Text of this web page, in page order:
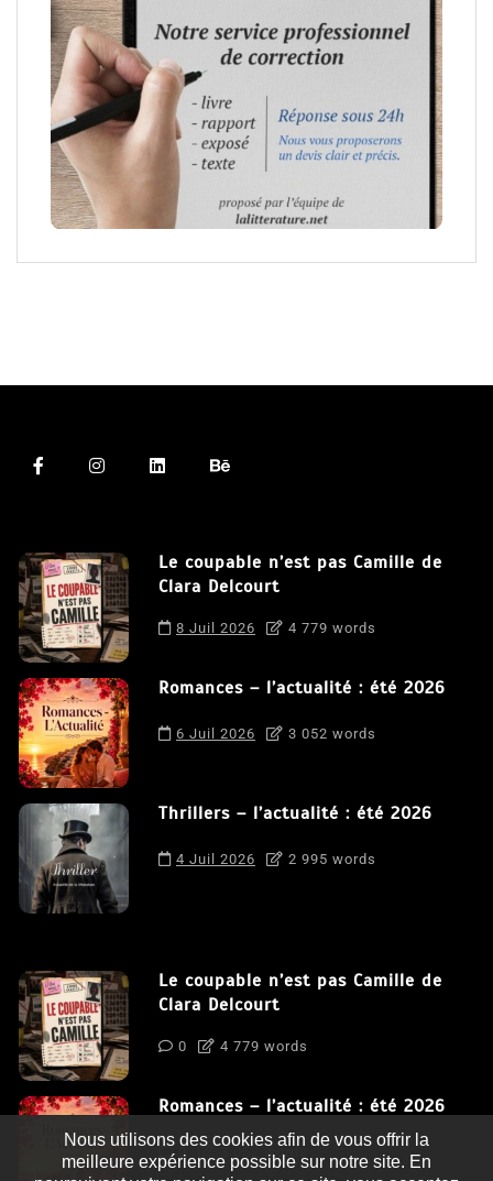
Le coupable n’est pas Camille de
Clara Delcourt
8 Juil 2026 4 779 words
Romances – l’actualité : été 2026
6 Juil 2026 3 052 words
Thrillers – l’actualité : été 2026
4 Juil 2026 2 995 words
Le coupable n’est pas Camille de
Clara Delcourt
0 4 779 words
Romances – l’actualité : été 2026
0 3 052 words
Nous utilisons des cookies afin de vous offrir la
meilleure expérience possible sur notre site. En